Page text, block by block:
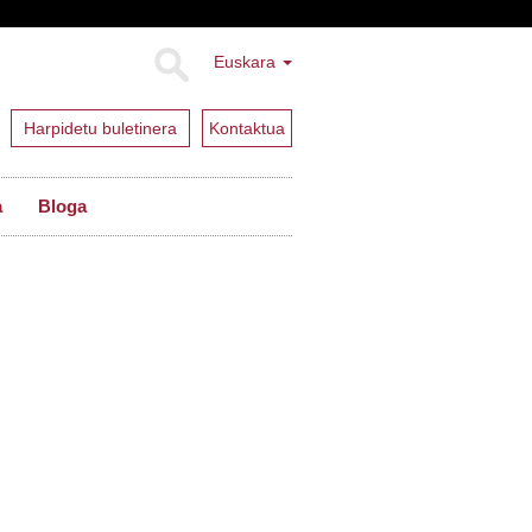
Euskara
Harpidetu buletinera Kontaktua
Bloga